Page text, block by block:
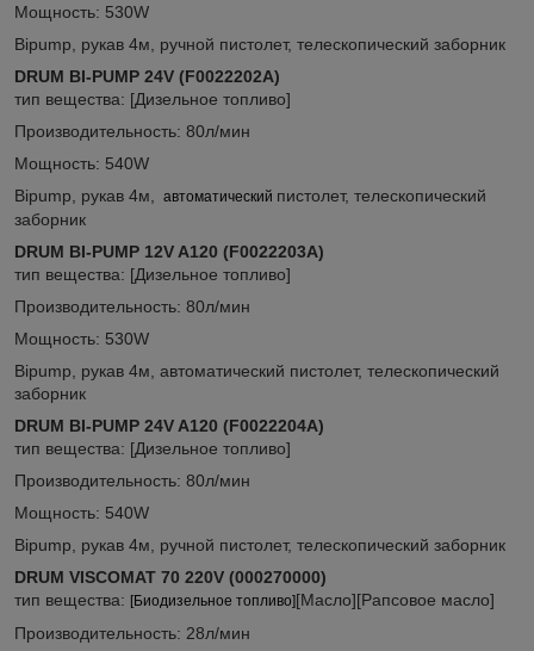
Мощность: 530W
Bipump, рукав 4м, ручной пистолет, телескопический заборник
DRUM BI-PUMP 24V (F0022202A)
тип вещества: [Дизельное топливо]
Производительность: 80л/мин
Мощность: 540W
Bipump, рукав 4м,
автоматический пистолет, телескопический
заборник
DRUM BI-PUMP 12V A120 (F0022203A)
тип вещества: [Дизельное топливо]
Производительность: 80л/мин
Мощность: 530W
Bipump, рукав 4м, автоматический пистолет, телескопический
заборник
DRUM BI-PUMP 24V A120 (F0022204A)
тип вещества: [Дизельное топливо]
Производительность: 80л/мин
Мощность: 540W
Bipump, рукав 4м, ручной пистолет, телескопический заборник
DRUM VISCOMAT 70 220V (000270000)
тип вещества: [Биодизельное топливо][Масло][Рапсовое масло]
Производительность: 28л/мин